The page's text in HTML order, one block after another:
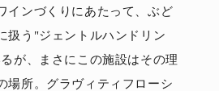
インづくりにあたって、ぶど
扱う"ジェントルハンドリン
が、まさにこの施設はその理
場所。グラヴィティフローシ